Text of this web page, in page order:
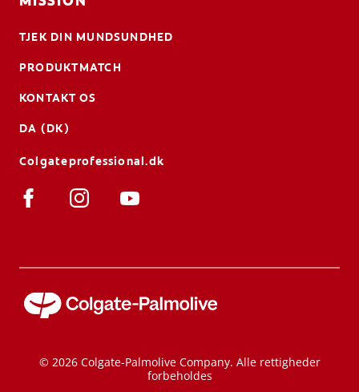
TJEK DIN MUNDSUNDHED
PRODUKTMATCH
KONTAKT OS
DA (DK)
Colgateprofessional.dk
© 2026 Colgate-Palmolive Company. Alle rettigheder
forbeholdes